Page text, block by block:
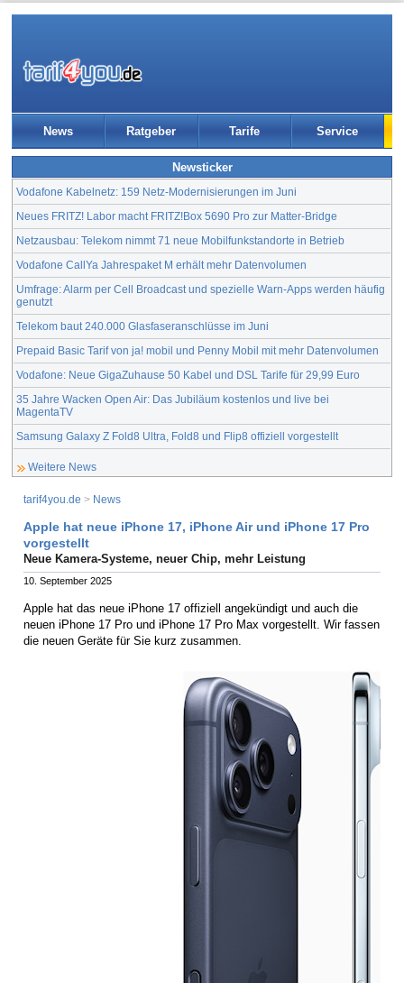
News Ratgeber Tarife Service
Newsticker
Vodafone Kabelnetz: 159 Netz-Modernisierungen im Juni
Neues FRITZ! Labor macht FRITZ!Box 5690 Pro zur Matter-Bridge
Netzausbau: Telekom nimmt 71 neue Mobilfunkstandorte in Betrieb
Vodafone CallYa Jahrespaket M erhält mehr Datenvolumen
Umfrage: Alarm per Cell Broadcast und spezielle Warn-Apps werden häufig
genutzt
Telekom baut 240.000 Glasfaseranschlüsse im Juni
Prepaid Basic Tarif von ja! mobil und Penny Mobil mit mehr Datenvolumen
Vodafone: Neue GigaZuhause 50 Kabel und DSL Tarife für 29,99 Euro
35 Jahre Wacken Open Air: Das Jubiläum kostenlos und live bei
MagentaTV
Samsung Galaxy Z Fold8 Ultra, Fold8 und Flip8 offiziell vorgestellt
Weitere News
tarif4you.de > News
Apple hat neue iPhone 17, iPhone Air und iPhone 17 Pro
vorgestellt
Neue Kamera-Systeme, neuer Chip, mehr Leistung
10. September 2025
Apple hat das neue iPhone 17 offiziell angekündigt und auch die
neuen iPhone 17 Pro und iPhone 17 Pro Max vorgestellt. Wir fassen
die neuen Geräte für Sie kurz zusammen.